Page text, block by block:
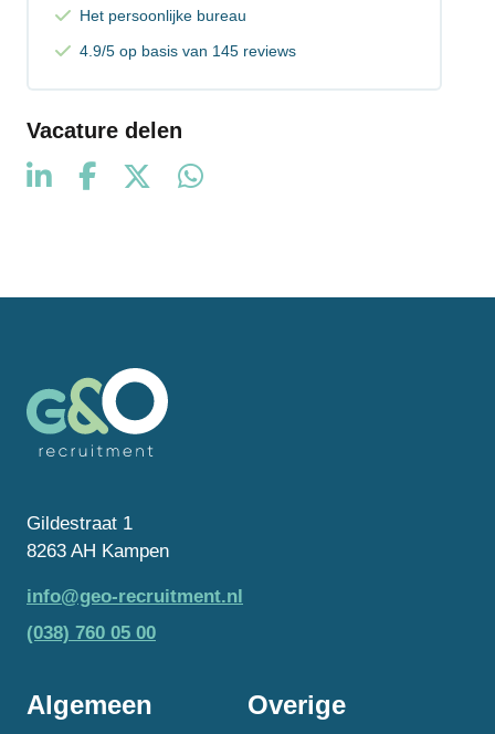
Het persoonlijke bureau
4.9/5 op basis van 145 reviews
Vacature delen
Gildestraat 1
8263 AH Kampen
info@geo-recruitment.nl
(038) 760 05 00
Algemeen Overige